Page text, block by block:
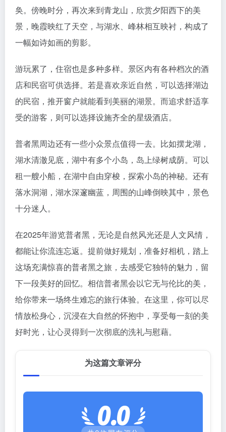
奂。傍晚时分，再次来到青龙山，欣赏夕阳西下的美
景，晚霞映红了天空，与湖水、峰林相互映衬，构成了
一幅如诗如画的剪影。
游玩累了，住宿也是多种多样。景区内有各种档次的酒
店和民宿可供选择。若是喜欢亲近自然，可以选择湖边
的民宿，推开窗户就能看到美丽的湖景。而追求舒适享
受的游客，则可以选择设施齐全的星级酒店。
普者黑周边还有一些小众景点值得一去。比如摆龙湖，
湖水清澈见底，湖中有多个小岛，岛上绿树成荫。可以
租一艘小船，在湖中自由穿梭，探索小岛的神秘。还有
落水洞湖，湖水深邃幽蓝，周围的山峰倒映其中，景色
十分迷人。
在2025年游览普者黑，无论是自然风光还是人文风情，
都能让你流连忘返。提前做好规划，准备好相机，踏上
这场充满惊喜的普者黑之旅，去感受它独特的魅力，留
下一段美好的回忆。相信普者黑会以它无与伦比的美，
给你带来一场终生难忘的旅行体验。在这里，你可以尽
情放松身心，沉浸在大自然的怀抱中，享受每一刻的美
好时光，让心灵得到一次彻底的洗礼与慰藉。
为这篇文章评分
0.0